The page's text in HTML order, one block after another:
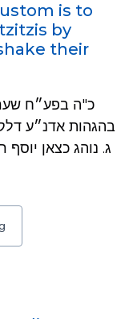
is to
by
their
בהגהות אדנ״ע
ג. נוהג כצאן